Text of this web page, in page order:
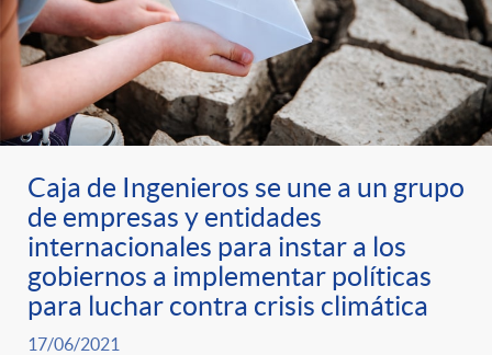
Caja de Ingenieros se une a un grupo
de empresas y entidades
internacionales para instar a los
gobiernos a implementar políticas
para luchar contra crisis climática
17/06/2021